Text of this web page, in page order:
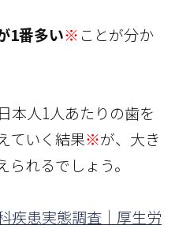
1番多い※ ことが分か
本人1人あたりの歯を
ていく結果※が、大き
れるでしょう。
疾患実態調査｜厚生労